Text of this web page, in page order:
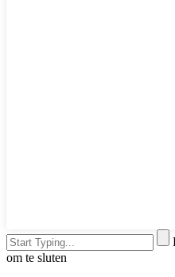
om te sluten